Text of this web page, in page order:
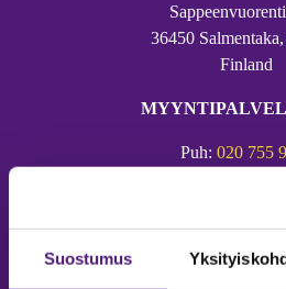
Suostumus
36450
Finland
Puh: 020 755